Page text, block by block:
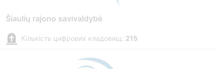
Šiaulių rajono savivaldybė
Кількість цифрових кладовищ: 215